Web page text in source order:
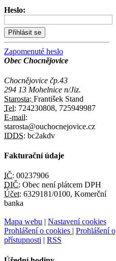
Heslo:
Zapomenuté heslo
Obec Chocnějovice
Chocnějovice čp.43
294 13 Mohelnice n/Jiz.
Starosta: František Stand
Tel: 724230808, 725949987
E-mail:
starosta@ouchocnejovice.cz
IDDS: bc2akdv
Fakturační údaje
IČ: 00237906
DIČ: Obec není plátcem DPH
Účet: 6329181/0100, Komerční
banka
Mapa webu
Nastavení cookies
Prohlášení o cookies
Prohlášení o
přístupnosti
RSS